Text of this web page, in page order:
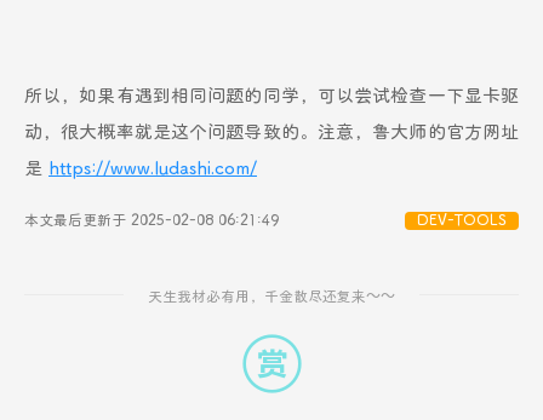
所以，如果有遇到相同问题的同学，可以尝试检查一下显卡驱
动，很大概率就是这个问题导致的。注意，鲁大师的官方网址
是 https://www.ludashi.com/
本文最后更新于 2025-02-08 06:21:49 DEV-TOOLS
天生我材必有用，千金散尽还复来～～